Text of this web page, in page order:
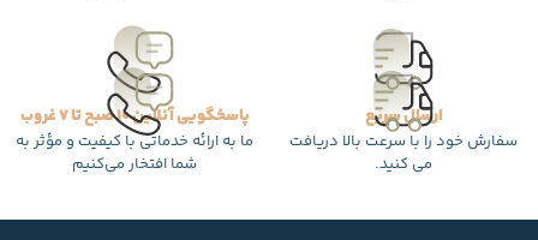
ارسال سریع
سفارش خود را با سرعت بالا دریافت
می کنید.
پاسخگویی آنلاین 10 صبح تا 7 غروب
ما به ارائه خدماتی با کیفیت و مؤثر به
شما افتخار می‌کنیم